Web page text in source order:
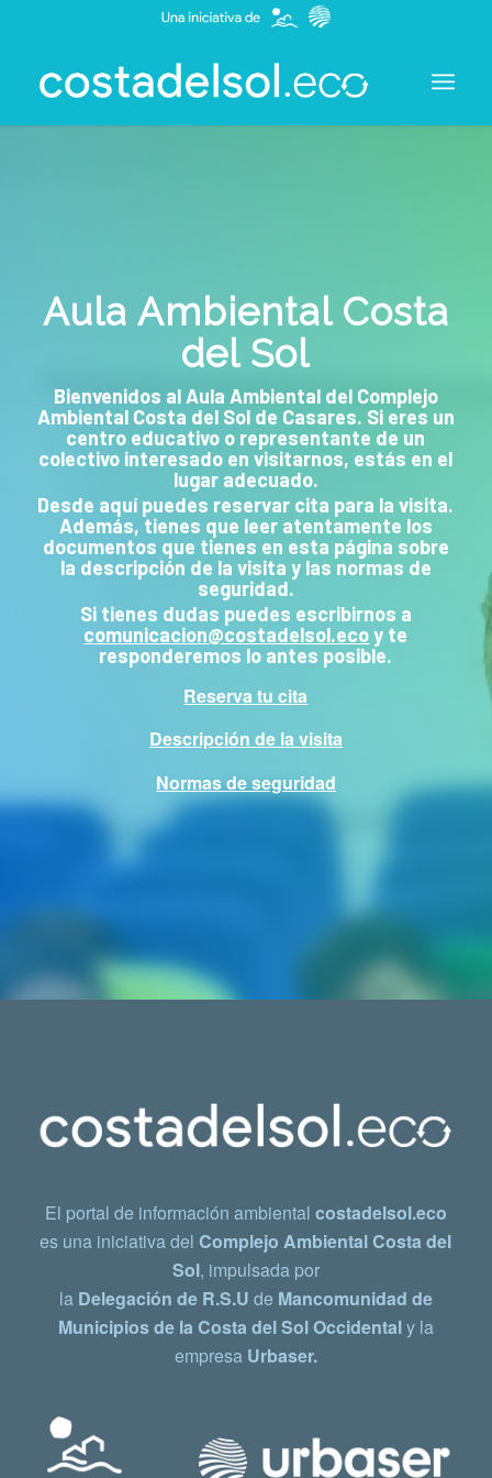
Aula Ambiental Costa
del Sol
Bienvenidos al Aula Ambiental del Complejo
Ambiental Costa del Sol de Casares. Si eres un
centro educativo o representante de un
colectivo interesado en visitarnos, estás en el
lugar adecuado.
Desde aquí puedes reservar cita para la visita.
Además, tienes que leer atentamente los
documentos que tienes en esta página sobre
la descripción de la visita y las normas de
seguridad.
Si tienes dudas puedes escribirnos a
comunicacion@costadelsol.ecoy te
responderemos lo antes posible.
Reserva tu cita
Descripción de la visita
Normas de seguridad
El portal de información ambiental costadelsol.eco
es una iniciativa delComplejo Ambiental Costa del
Sol, impulsada por
la Delegación de R.S.U de Mancomunidad de
Municipios de la Costa del Sol Occidentaly la
empresa Urbaser.